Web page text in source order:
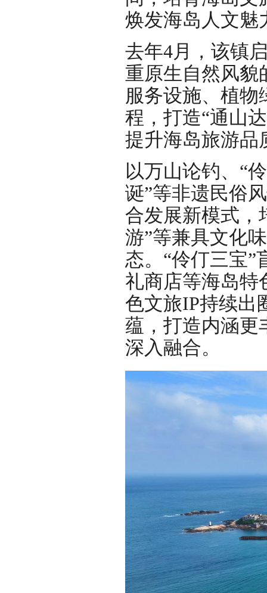
焕发海岛人文魅
去年4月，该镇
重原生自然风貌
服务设施、植物
程，打造“通山
提升海岛旅游品
以万山论钓、“
诞”等非遗民俗
合发展新模式，
游”等兼具文化
态。“伶仃三宝”
礼商店等海岛特
色文旅IP持续出
蕴，打造内涵更
深入融合。